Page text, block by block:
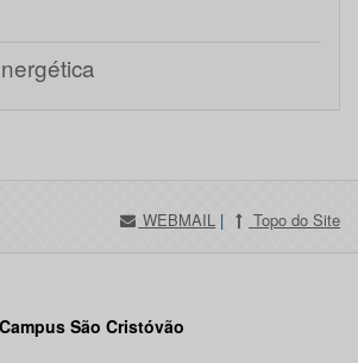
WEBMAIL | Topo do Site
Campus São Cristóvão